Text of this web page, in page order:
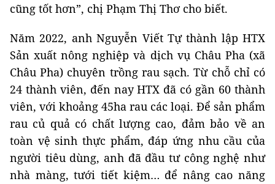
cũng tốt hơn”, chị Phạm Thị Thơ cho biết.
Năm 2022, anh Nguyễn Viết Tự thành lập HTX
Sản xuất nông nghiệp và dịch vụ Châu Pha (xã
Châu Pha) chuyên trồng rau sạch. Từ chỗ chỉ có
24 thành viên, đến nay HTX đã có gần 60 thành
viên, với khoảng 45ha rau các loại. Để sản phẩm
rau củ quả có chất lượng cao, đảm bảo về an
toàn vệ sinh thực phẩm, đáp ứng nhu cầu của
người tiêu dùng, anh đã đầu tư công nghệ như
nhà màng, tưới tiết kiệm… để nâng cao năng